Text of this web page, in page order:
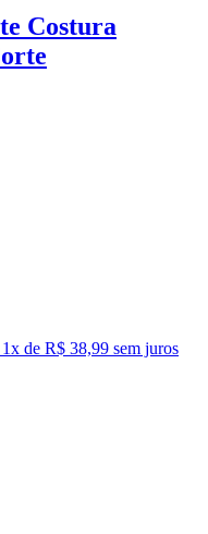
Costura
1x de R$ 38,99 sem juros